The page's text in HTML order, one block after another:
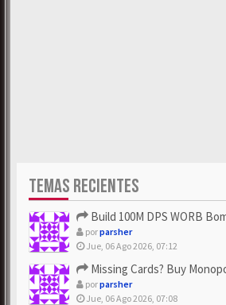
TEMAS RECIENTES
Build 100M DPS WORB Bomb
porparsher
Jue, 06 Ago 2026, 07:12
Missing Cards? Buy Monopoly Go
porparsher
Jue, 06 Ago 2026, 07:08